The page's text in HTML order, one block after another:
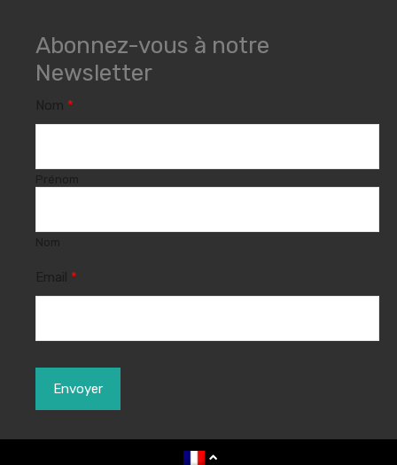
Abonnez-vous à notre
Newsletter
*
*
Envoyer